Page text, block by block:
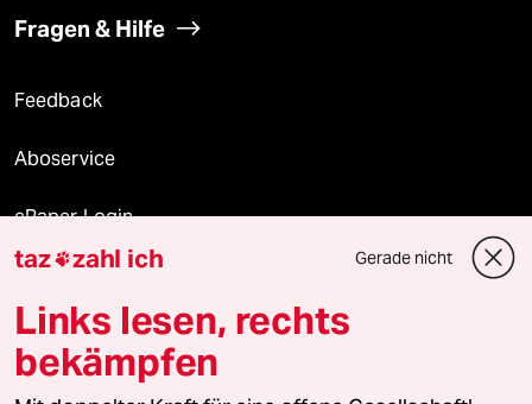
Fragen & Hilfe
Feedback
Aboservice
ePaper Login
Downloads für Abonnierende
© 2026 taz Verlags und Vertriebs GmbH
taz zahl ich Gerade nicht
Links lesen, rechts
bekämpfen